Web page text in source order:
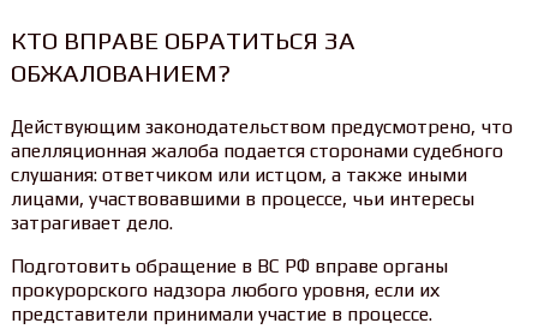
КТО ВПРАВЕ ОБРАТИТЬСЯ ЗА
ОБЖАЛОВАНИЕМ?
Действующим законодательством предусмотрено, что
апелляционная жалоба подается сторонами судебного
слушания: ответчиком или истцом, а также иными
лицами, участвовавшими в процессе, чьи интересы
затрагивает дело.
Подготовить обращение в ВС РФ вправе органы
прокурорского надзора любого уровня, если их
представители принимали участие в процессе.